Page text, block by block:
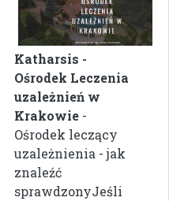
Katharsis -
Ośrodek Leczenia
uzależnień w
Krakowie -
Ośrodek leczący
uzależnienia - jak
znaleźć
sprawdzonyJeśli